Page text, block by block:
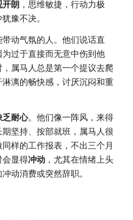
开朗 ，思维敏捷，行动力极
豫不决。
动气氛的人。他们说话直
过于直接而无意中伤到他
属马人总是第一个提议去爬
漓的畅快感，讨厌沉闷和重
乏耐心。他们像一阵风，来得
坚持、按部就班，属马人很
样的工作报表，不出三个月
会显得冲动 ，尤其在情绪上头
动消费或突然辞职。